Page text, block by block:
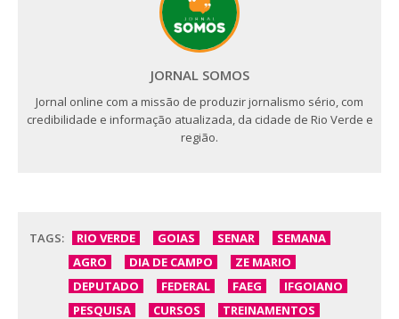
JORNAL SOMOS
Jornal online com a missão de produzir jornalismo sério, com
credibilidade e informação atualizada, da cidade de Rio Verde e
região.
TAGS: RIO VERDE GOIAS SENAR
SEMANA
AGRO
DIA DE CAMPO
ZE MARIO
DEPUTADO
FEDERAL FAEG
IFGOIANO
PESQUISA
CURSOS TREINAMENTOS